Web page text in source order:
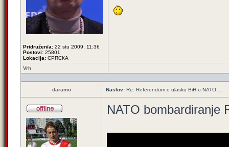
Pridružen/a: 22 stu 2009, 11:36
Postovi: 25801
Lokacija: СРПСКА
Vrh
daramo Naslov: Re: Referendum o ulasku BiH u NATO ...
NATO bombardiranje